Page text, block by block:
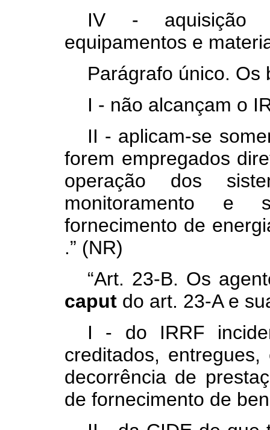
IV - aquisição
equipamentos e
Parágrafo único.
I - não alcançam o
II - aplicam-se
forem empregados
operação dos
monitoramento e
fornecimento de
.” (NR)
“Art. 23-B. Os
caput do art. 23-A e
I - do IRRF
creditados,
decorrência de
de fornecimento de